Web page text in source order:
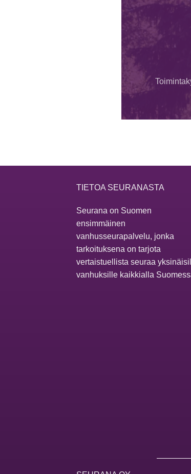
TIETOA SEURANASTA
Seurana on Suomen
ensimmäinen
vanhusseurapalvelu, jonka
tarkoituksena on tarjota
vertaistuellista seuraa
vanhuksille kaikkialla